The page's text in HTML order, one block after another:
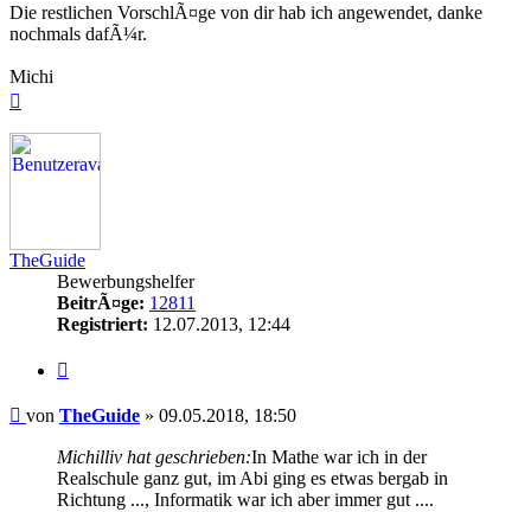
Die restlichen VorschlÃ¤ge von dir hab ich angewendet, danke
nochmals dafÃ¼r.
Michi
TheGuide
Bewerbungshelfer
BeitrÃ¤ge: 12811
Registriert: 12.07.2013, 12:44
Beitrag
von TheGuide » 09.05.2018, 18:50
Michilliv hat geschrieben:In Mathe war ich in der
Realschule ganz gut, im Abi ging es etwas bergab in
Richtung ..., Informatik war ich aber immer gut ....